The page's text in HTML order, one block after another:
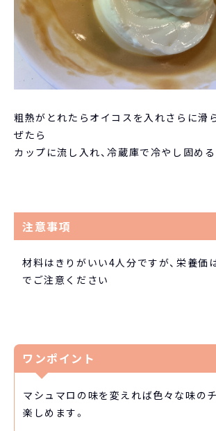
粗熱がとれたらオイコスを入れさらに滑
ぜたら
カップに流し入れ、冷蔵庫で冷やし固める
注意事項
材料はきりがいい4人分ですが、栄養価
でご注意ください
ワンポイント
マシュマロの味を変えれば色々な味の
楽しめます。